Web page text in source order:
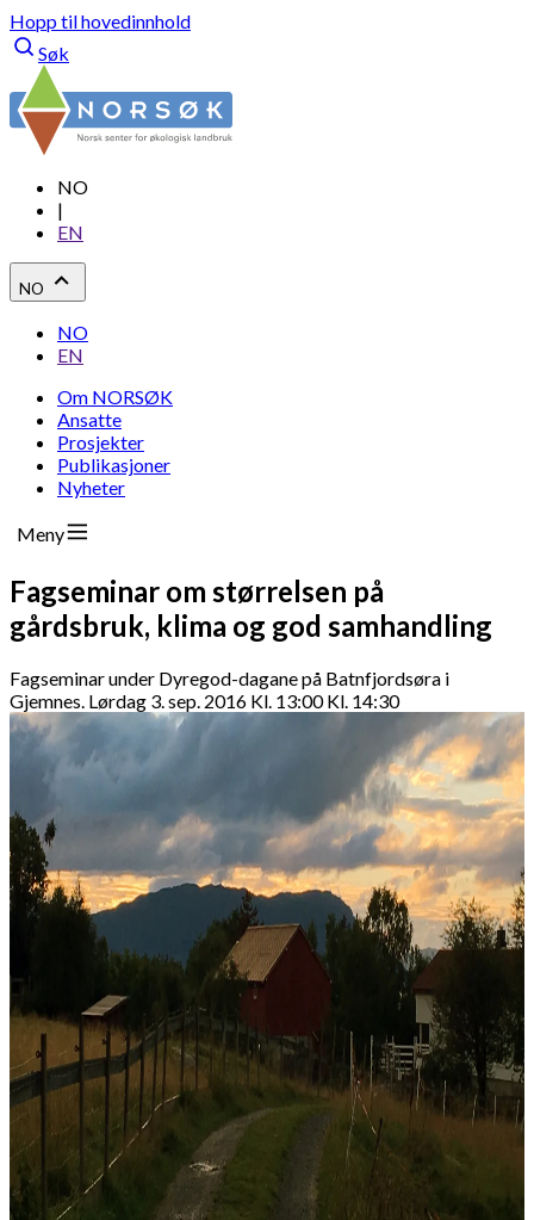
Hopp til hovedinnhold
Søk
NO
|
EN
NO
NO
EN
Om NORSØK
Ansatte
Prosjekter
Publikasjoner
Nyheter
Meny
Fagseminar om størrelsen på
gårdsbruk, klima og god samhandling
Fagseminar under Dyregod-dagane på Batnfjordsøra i
Gjemnes. Lørdag 3. sep. 2016 Kl. 13:00 Kl. 14:30